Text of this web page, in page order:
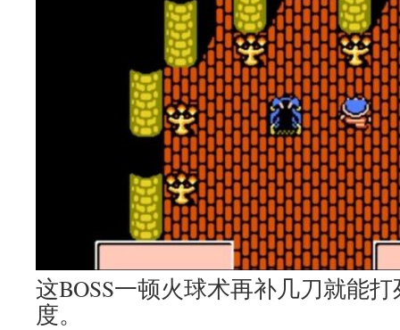
这BOSS一顿火球术再补几刀就能
度。